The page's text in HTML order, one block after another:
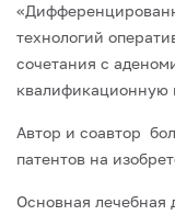
технологий
сочетания с
квалификационную
Автор и соавтор
патентов на
Основная лечебная